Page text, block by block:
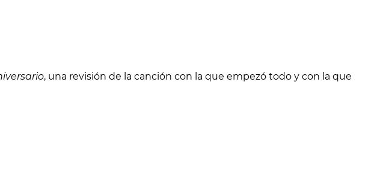
, una revisión de la canción con la que empezó todo y con la que